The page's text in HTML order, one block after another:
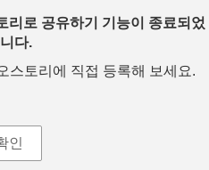
로 공유하기 기능이 종료되었
다.
스토리에 직접 등록해 보세요.
인